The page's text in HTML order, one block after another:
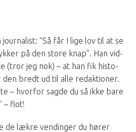
“Så får I lige lov til at se
på den store knap”. Han vid­
(tror jeg nok) – at han fik his­to­
den bredt ud til alle redak­tioner.
– hvor­for sagde du så ikke bare
– flot!
de lækre vendinger du hører